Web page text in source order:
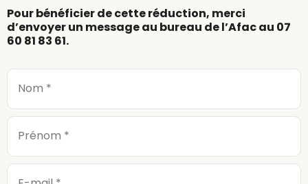
Pour bénéficier de cette réduction, merci
d’envoyer un message au bureau de l’Afac au 07
60 81 83 61.